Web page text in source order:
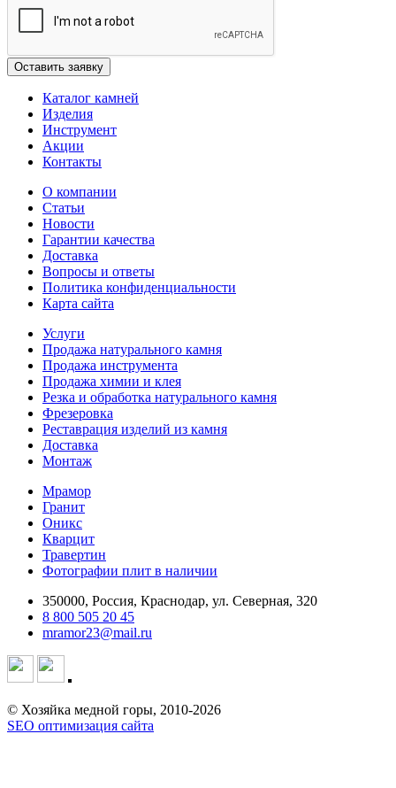
Каталог камней
Изделия
Инструмент
Акции
Контакты
О компании
Статьи
Новости
Гарантии качества
Доставка
Вопросы и ответы
Политика конфиденциальности
Карта сайта
Услуги
Продажа натурального камня
Продажа инструмента
Продажа химии и клея
Резка и обработка натурального камня
Фрезеровка
Реставрация изделий из камня
Доставка
Монтаж
Мрамор
Гранит
Оникс
Кварцит
Травертин
Фотографии плит в наличии
350000, Россия, Краснодар, ул. Северная, 320
8 800 505 20 45
mramor23@mail.ru
© Хозяйка медной горы, 2010-2026
SEO оптимизация сайта